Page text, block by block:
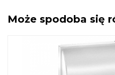
Może spodoba się